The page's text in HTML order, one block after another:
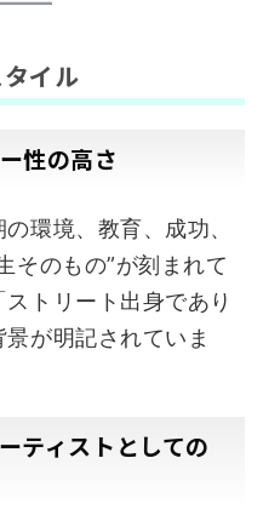
イル
性の高さ
環境、教育、成功、
そのもの”が刻まれて
トリート出身であり
が明記されていま
ティストとしての